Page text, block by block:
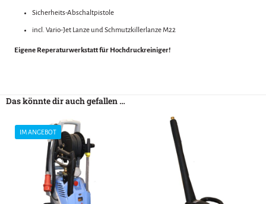
Sicherheits-Abschaltpistole
incl. Vario-Jet Lanze und Schmutzkillerlanze M22
Eigene Reperaturwerkstatt für Hochdruckreiniger!
Das könnte dir auch gefallen …
IM ANGEBOT